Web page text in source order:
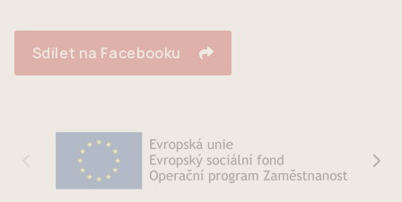
Sdílet na Facebooku